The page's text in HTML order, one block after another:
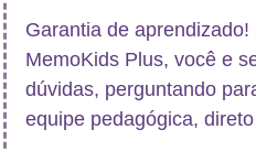
Garantia de
MemoKids Plus, você e
dúvidas, perguntando
equipe pedagógica,